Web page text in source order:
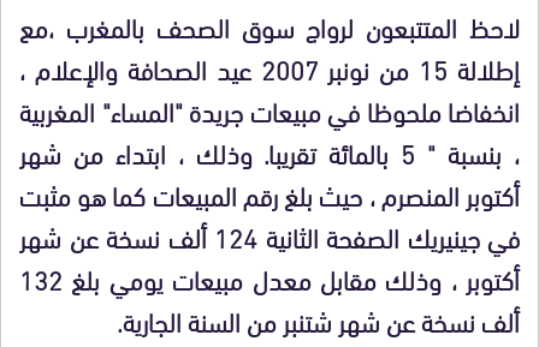
لاحظ المتتبعون لرواج سوق الصحف بالمغرب ،مع
إطلالة 15 من نونبر 2007 عيد الصحافة والإعلام ،
انخفاضا ملحوظا في مبيعات جريدة "المساء" المغربية
، بنسبة " 5 بالمائة تقريبا. وذلك ، ابتداء من شهر
أكتوبر المنصرم ، حيث بلغ رقم المبيعات كما هو مثبت
في جينيريك الصفحة الثانية 124 ألف نسخة عن شهر
أكتوبر ، وذلك مقابل معدل مبيعات يومي بلغ 132
ألف نسخة عن شهر شتنبر من السنة الجارية.